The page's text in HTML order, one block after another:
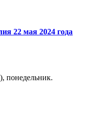
22 мая 2024 года
понедельник.